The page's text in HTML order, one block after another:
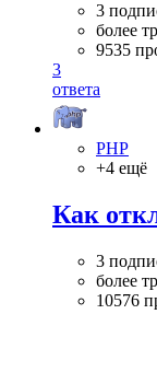
3
более
9535
3
ответа
PHP
+4 ещё
Как
3
более
10576